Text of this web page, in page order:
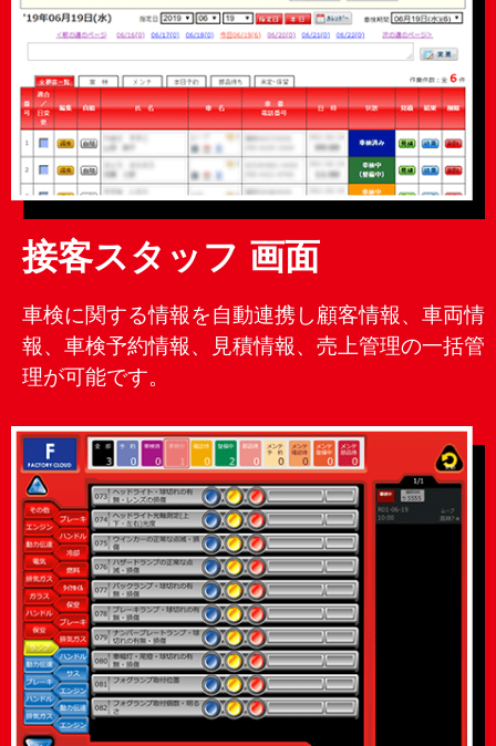
接客スタッフ 画面
車検に関する情報を自動連携し顧客情報、車両情
報、車検予約情報、見積情報、売上管理の一括管
理が可能です。